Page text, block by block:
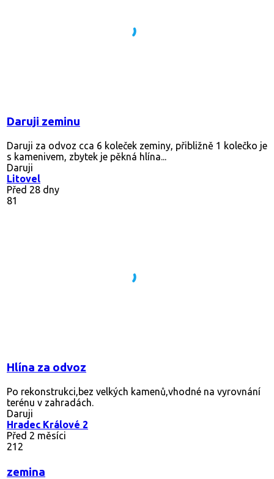
Daruji zeminu
Daruji za odvoz cca 6 koleček zeminy, přibližně 1 kolečko je
s kamenivem, zbytek je pěkná hlína...
Daruji
Litovel
Před 28 dny
81
Hlína za odvoz
Po rekonstrukci,bez velkých kamenů,vhodné na vyrovnání
terénu v zahradách.
Daruji
Hradec Králové 2
Před 2 měsíci
212
zemina